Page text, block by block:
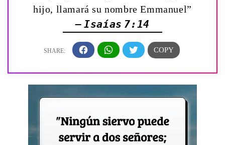
hijo, llamará su nombre Emmanuel”
— Isaías 7:14